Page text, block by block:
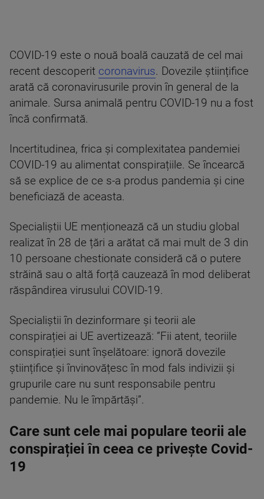
COVID-19 este o nouă boală cauzată de cel mai
recent descoperit coronavirus. Dovezile științifice
arată că coronavirusurile provin în general de la
animale. Sursa animală pentru COVID-19 nu a fost
încă confirmată.
Incertitudinea, frica și complexitatea pandemiei
COVID-19 au alimentat conspirațiile. Se încearcă
să se explice de ce s-a produs pandemia și cine
beneficiază de aceasta.
Specialiștii UE menționează că un studiu global
realizat în 28 de țări a arătat că mai mult de 3 din
10 persoane chestionate consideră că o putere
străină sau o altă forță cauzează în mod deliberat
răspândirea virusului COVID-19.
Specialiștii în dezinformare și teorii ale
conspirației ai UE avertizează: ”Fii atent, teoriile
conspirației sunt înșelătoare: ignoră dovezile
științifice și învinovățesc în mod fals indivizii și
grupurile care nu sunt responsabile pentru
pandemie. Nu le împărtăși”.
Care sunt cele mai populare teorii ale
conspirației în ceea ce privește Covid-
19